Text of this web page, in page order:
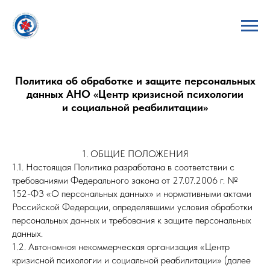
Политика об обработке и защите персональных
данных АНО «Центр кризисной психологии
и социальной реабилитации»
1. ОБЩИЕ ПОЛОЖЕНИЯ
1.1. Настоящая Политика разработана в соответствии с
требованиями Федерального закона от 27.07.2006 г. №
152-ФЗ «О персональных данных» и нормативными актами
Российской Федерации, определявшими условия обработки
персональных данных и требования к защите персональных
данных.
1.2. Автономноя некоммерческая организация «Центр
кризисной психологии и социальной реабилитации» (далее